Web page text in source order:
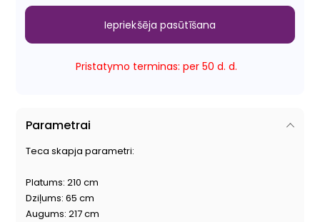
Pristatymo terminas: per 50 d. d.
Iepriekšēja pasūtīšana
Parametrai
Teca skapja parametri:
Platums: 210 cm
Dziļums: 65 cm
Augums: 217 cm